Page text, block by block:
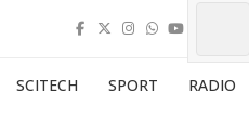
SCITECH SPORT RADIO